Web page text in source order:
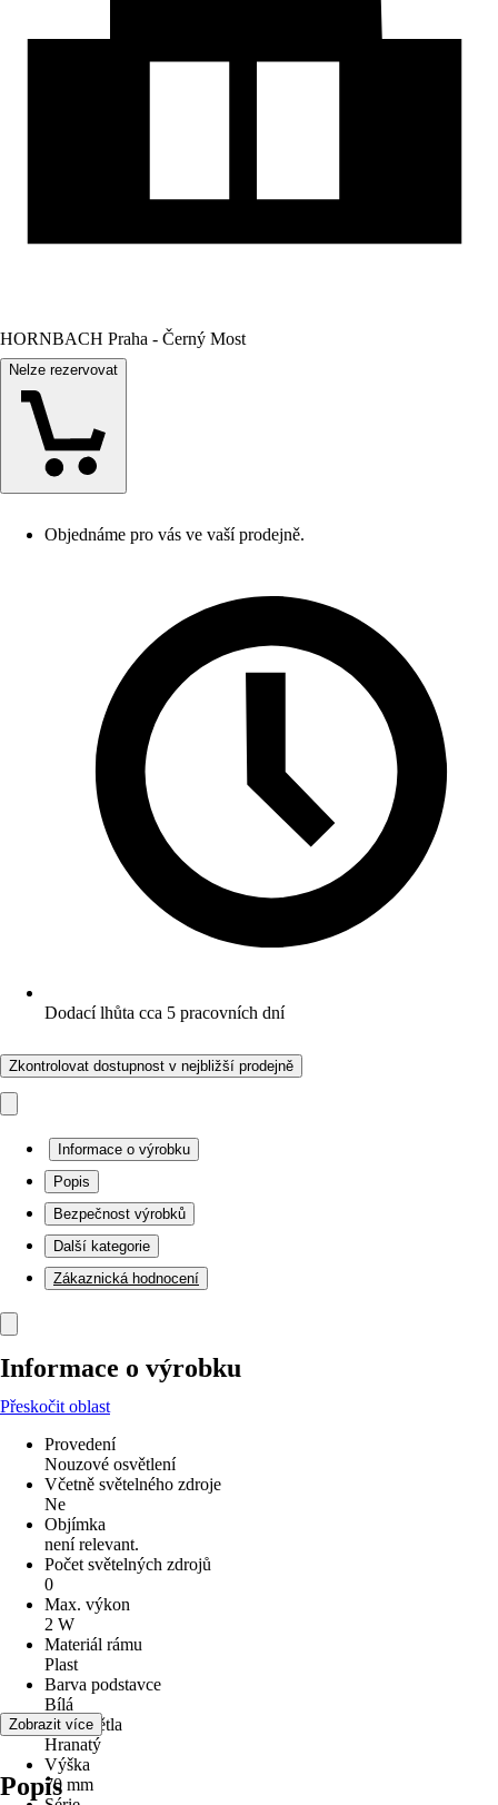
HORNBACH Praha - Černý Most
Nelze rezervovat
Objednáme pro vás ve vaší prodejně.
Dodací lhůta cca 5 pracovních dní
Zkontrolovat dostupnost v nejbližší prodejně
Informace o výrobku
Popis
Bezpečnost výrobků
Další kategorie
Zákaznická hodnocení
Informace o výrobku
Přeskočit oblast
Provedení
Nouzové osvětlení
Včetně světelného zdroje
Ne
Objímka
není relevant.
Počet světelných zdrojů
0
Max. výkon
2 W
Materiál rámu
Plast
Barva podstavce
Bílá
Tvar světla
Hranatý
Výška
70 mm
Zobrazit více
Popis